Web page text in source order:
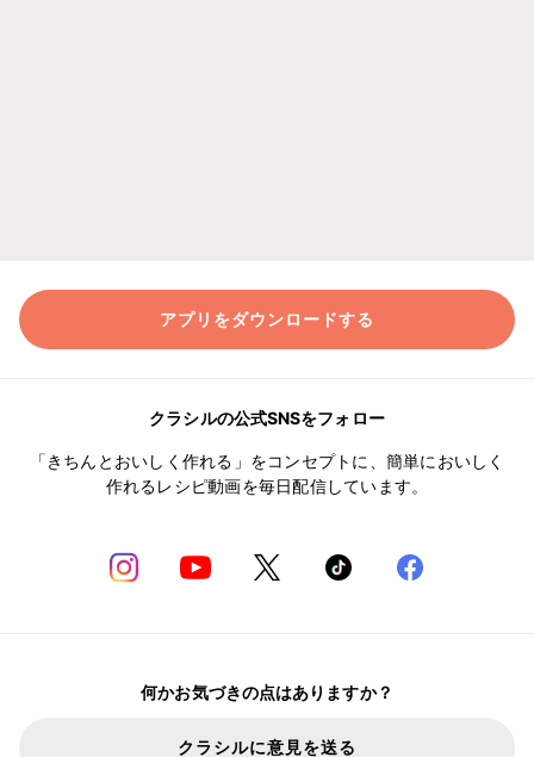
アプリをダウンロードする
クラシルの公式SNSをフォロー
「きちんとおいしく作れる」をコンセプトに、簡単においしく
作れるレシピ動画を毎日配信しています。
何かお気づきの点はありますか？
クラシルに意見を送る